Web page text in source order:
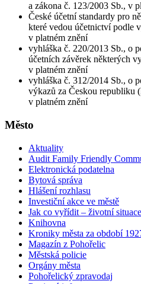
a zákona č. 123/2003 Sb., v
České účetní standardy pro
které vedou účetnictví podle
v platném znění
vyhláška č. 220/2013 Sb., o
účetních závěrek některých
v platném znění
vyhláška č. 312/2014 Sb., o
výkazů za Českou republiku
v platném znění
Město
Aktuality
Audit Family Friendly
Elektronická podatelna
Bytová správa
Hlášení rozhlasu
Investiční akce ve městě
Jak co vyřídit – životní situace
Knihovna
Kroniky města za období
Magazín z Pohořelic
Městská policie
Orgány města
Pohořelický zpravodaj